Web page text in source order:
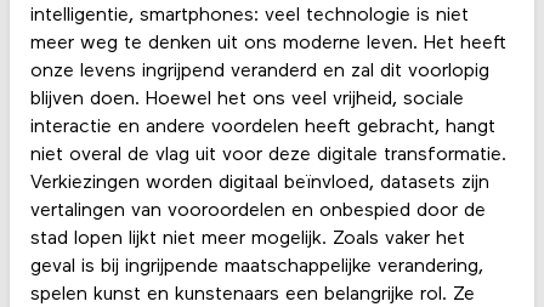
intelligentie, smartphones: veel technologie is niet
meer weg te denken uit ons moderne leven. Het heeft
onze levens ingrijpend veranderd en zal dit voorlopig
blijven doen. Hoewel het ons veel vrijheid, sociale
interactie en andere voordelen heeft gebracht, hangt
niet overal de vlag uit voor deze digitale transformatie.
Verkiezingen worden digitaal beïnvloed, datasets zijn
vertalingen van vooroordelen en onbespied door de
stad lopen lijkt niet meer mogelijk. Zoals vaker het
geval is bij ingrijpende maatschappelijke verandering,
spelen kunst en kunstenaars een belangrijke rol. Ze